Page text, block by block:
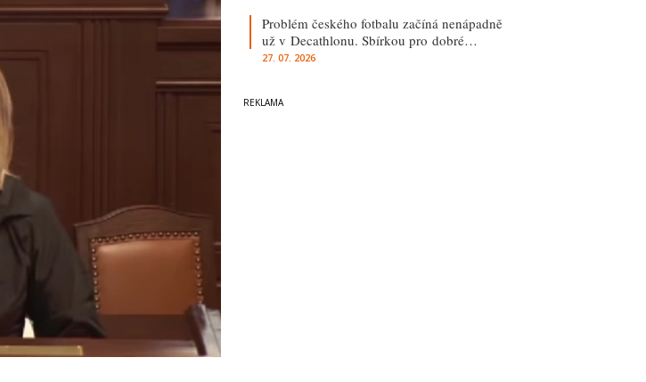
Problém českého fotbalu začíná nenápadně
už v Decathlonu. Sbírkou pro dobré…
27. 07. 2026